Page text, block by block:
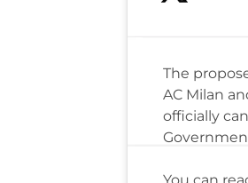
The
AC Milan
officially